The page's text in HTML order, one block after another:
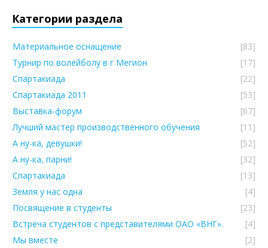
Категории раздела
Материальное оснащение
[83]
Турнир по волейболу в г Мегион
[17]
Спартакиада
[22]
Спартакиада 2011
[53]
Выставка-форум
[67]
Лучший мастер производственного обучения
[11]
А ну-ка, девушки!
[52]
А ну-ка, парни!
[32]
Спартакиада
[13]
Земля у нас одна
[4]
Посвящение в студенты
[23]
Встреча студентов с представителями ОАО «ВНГ».
[4]
Мы вместе
[2]